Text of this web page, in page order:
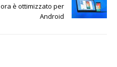
è ottimizzato per
Android